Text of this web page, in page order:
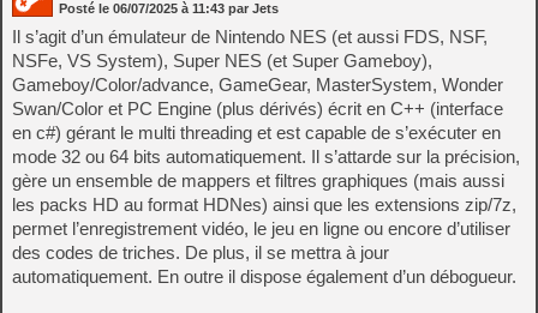
Posté le 06/07/2025 à 11:43 par Jets
Il s’agit d’un émulateur de Nintendo NES (et aussi FDS, NSF,
NSFe, VS System), Super NES (et Super Gameboy),
Gameboy/Color/advance, GameGear, MasterSystem, Wonder
Swan/Color et PC Engine (plus dérivés) écrit en C++ (interface
en c#) gérant le multi threading et est capable de s’exécuter en
mode 32 ou 64 bits automatiquement. Il s’attarde sur la précision,
gère un ensemble de mappers et filtres graphiques (mais aussi
les packs HD au format HDNes) ainsi que les extensions zip/7z,
permet l’enregistrement vidéo, le jeu en ligne ou encore d’utiliser
des codes de triches. De plus, il se mettra à jour
automatiquement. En outre il dispose également d’un débogueur.